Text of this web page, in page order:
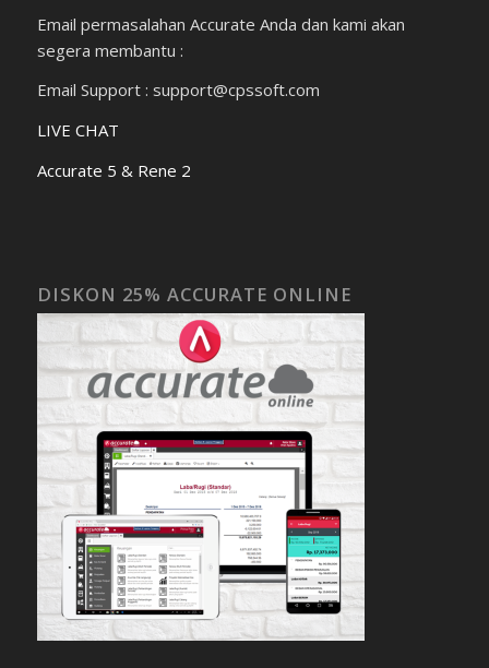
Email permasalahan Accurate Anda dan kami akan
segera membantu :
Email Support : support@cpssoft.com
LIVE CHAT
Accurate 5 & Rene 2
DISKON 25% ACCURATE ONLINE